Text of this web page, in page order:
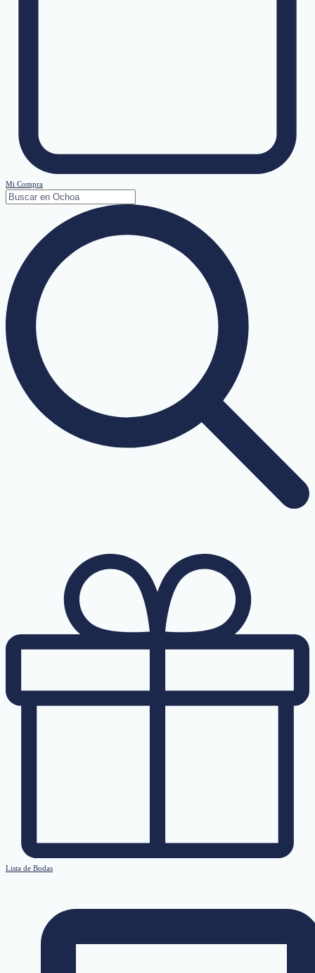
Mi Compra
Lista de Bodas